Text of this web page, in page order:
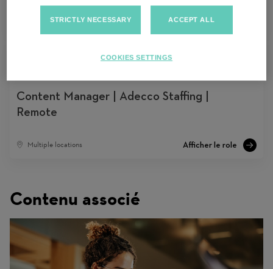
Melbourne, Australie
Content Manager | Adecco Staffing |
Remote
Multiple locations
Contenu associé
STRICTLY NECESSARY ACCEPT ALL
COOKIES SETTINGS